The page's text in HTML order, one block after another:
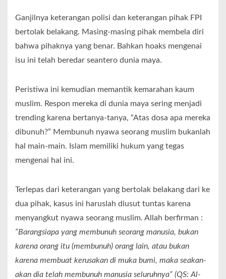
Ganjilnya keterangan polisi dan keterangan pihak FPI
bertolak belakang. Masing-masing pihak membela diri
bahwa pihaknya yang benar. Bahkan hoaks mengenai
isu ini telah beredar seantero dunia maya.
Peristiwa ini kemudian memantik kemarahan kaum
muslim. Respon mereka di dunia maya sering menjadi
trending karena bertanya-tanya, “Atas dosa apa mereka
dibunuh?” Membunuh nyawa seorang muslim bukanlah
hal main-main. Islam memiliki hukum yang tegas
mengenai hal ini.
Terlepas dari keterangan yang bertolak belakang dari ke
dua pihak, kasus ini haruslah diusut tuntas karena
menyangkut nyawa seorang muslim. Allah berfirman :
“Barangsiapa yang membunuh seorang manusia, bukan
karena orang itu (membunuh) orang lain, atau bukan
karena membuat kerusakan di muka bumi, maka seakan-
akan dia telah membunuh manusia seluruhnya” (QS: Al-